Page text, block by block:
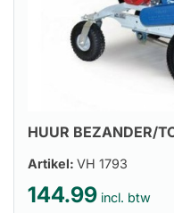
HUUR BEZANDER/
Artikel: VH 1793
144.99 incl. btw